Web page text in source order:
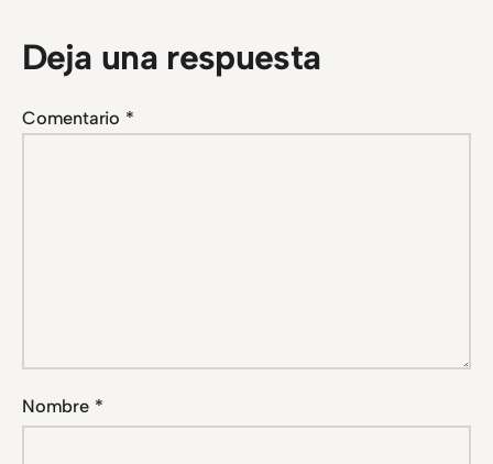
Deja una respuesta
Comentario *
Nombre *